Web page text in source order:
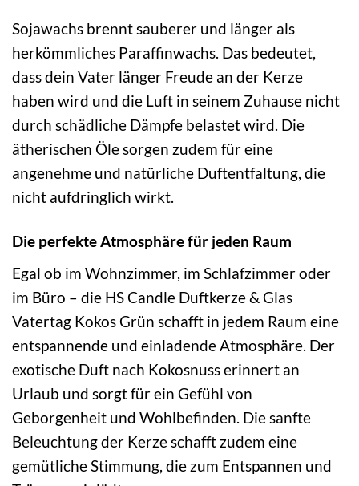
Sojawachs brennt sauberer und länger als
herkömmliches Paraffinwachs. Das bedeutet,
dass dein Vater länger Freude an der Kerze
haben wird und die Luft in seinem Zuhause nicht
durch schädliche Dämpfe belastet wird. Die
ätherischen Öle sorgen zudem für eine
angenehme und natürliche Duftentfaltung, die
nicht aufdringlich wirkt.
Die perfekte Atmosphäre für jeden Raum
Egal ob im Wohnzimmer, im Schlafzimmer oder
im Büro – die HS Candle Duftkerze & Glas
Vatertag Kokos Grün schafft in jedem Raum eine
entspannende und einladende Atmosphäre. Der
exotische Duft nach Kokosnuss erinnert an
Urlaub und sorgt für ein Gefühl von
Geborgenheit und Wohlbefinden. Die sanfte
Beleuchtung der Kerze schafft zudem eine
gemütliche Stimmung, die zum Entspannen und